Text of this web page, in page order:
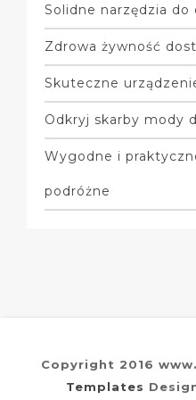
Solidne narzędzia
Zdrowa żywność
Skuteczne
Odkryj skarby mody
Wygodne i
podróżne
Copyright 2016
Templates